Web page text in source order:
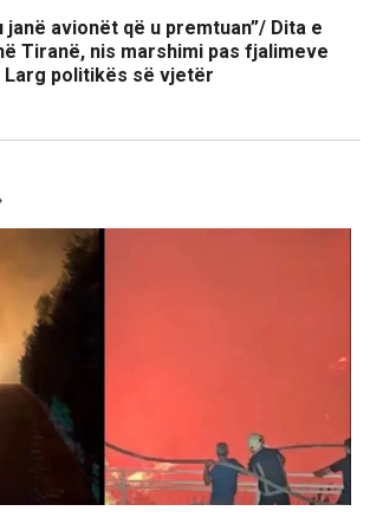
janë avionët që u premtuan”/ Dita e
Tiranë, nis marshimi pas fjalimeve
Larg politikës së vjetër